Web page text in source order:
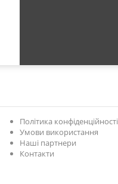
Політика конфіденційності
Умови використання
Наші партнери
Контакти